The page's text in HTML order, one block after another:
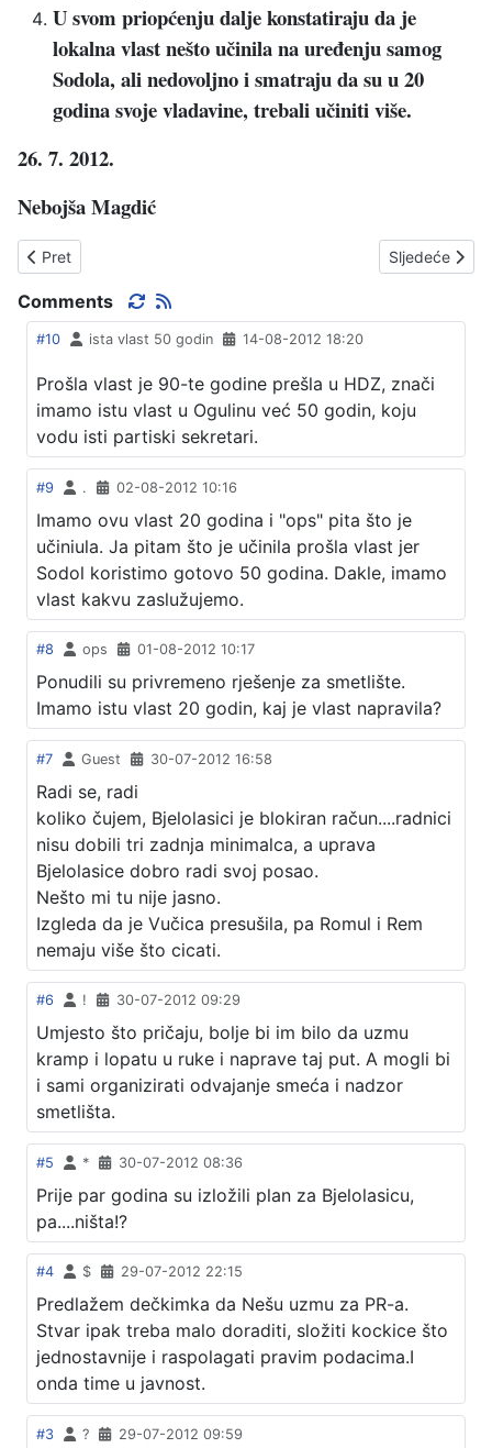
U svom priopćenju dalje konstatiraju da je
lokalna vlast nešto učinila na uređenju samog
Sodola, ali nedovoljno i smatraju da su u 20
godina svoje vladavine, trebali učiniti više.
26. 7. 2012.
Nebojša Magdić
Prethodni članak: DUŽNI KAJ GRČKA
Pret Sljedeći
Sljedeće
Comments
#10 ista vlast 50 godin 14-08-2012 18:20
Prošla vlast je 90-te godine prešla u HDZ, znači
imamo istu vlast u Ogulinu već 50 godin, koju
vodu isti partiski sekretari.
#9 . 02-08-2012 10:16
Imamo ovu vlast 20 godina i "ops" pita što je
učiniula. Ja pitam što je učinila prošla vlast jer
Sodol koristimo gotovo 50 godina. Dakle, imamo
vlast kakvu zaslužujemo.
#8 ops 01-08-2012 10:17
Ponudili su privremeno rješenje za smetlište.
Imamo istu vlast 20 godin, kaj je vlast napravila?
#7 Guest 30-07-2012 16:58
Radi se, radi
koliko čujem, Bjelolasici je blokiran račun....radnici
nisu dobili tri zadnja minimalca, a uprava
Bjelolasice dobro radi svoj posao.
Nešto mi tu nije jasno.
Izgleda da je Vučica presušila, pa Romul i Rem
nemaju više što cicati.
#6 ! 30-07-2012 09:29
Umjesto što pričaju, bolje bi im bilo da uzmu
kramp i lopatu u ruke i naprave taj put. A mogli bi
i sami organizirati odvajanje smeća i nadzor
smetlišta.
#5 * 30-07-2012 08:36
Prije par godina su izložili plan za Bjelolasicu,
pa....ništa!?
#4 $ 29-07-2012 22:15
Predlažem dečkimka da Nešu uzmu za PR-a.
Stvar ipak treba malo doraditi, složiti kockice što
jednostavnije i raspolagati pravim podacima.I
onda time u javnost.
#3 ? 29-07-2012 09:59